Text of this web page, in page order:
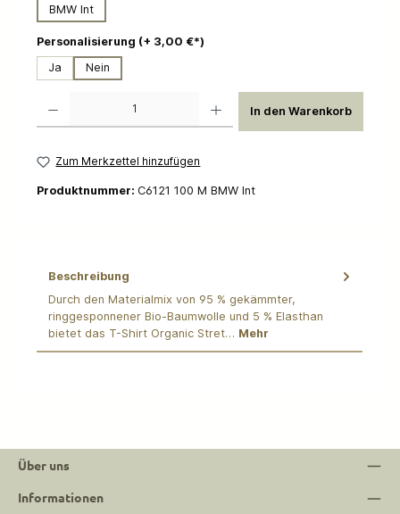
BMW Int
Personalisierung (+ 3,00 €*)
Ja
Nein
In den Warenkorb
Zum Merkzettel hinzufügen
Produktnummer: C6121 100 M BMW Int
Beschreibung
Durch den Materialmix von 95 % gekämmter,
ringgesponnener Bio-Baumwolle und 5 % Elasthan
bietet das T-Shirt Organic Stret… Mehr
Über uns
Informationen